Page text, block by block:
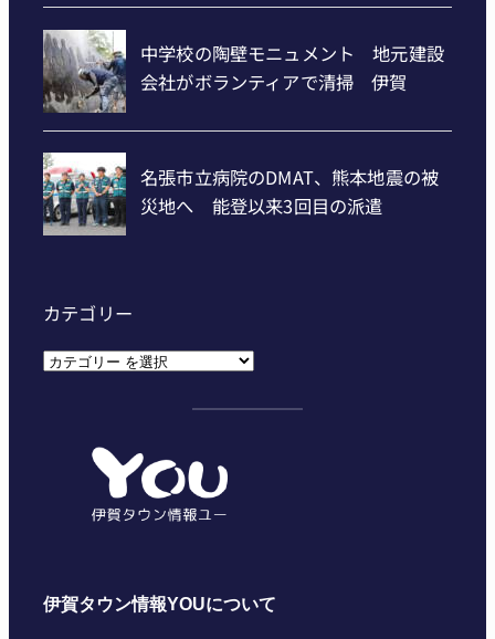
カテゴリー
カ
伊賀タウン情報YOUについて